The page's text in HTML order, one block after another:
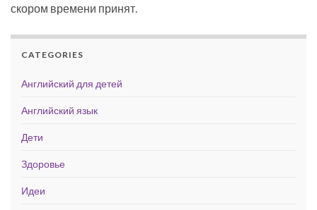
скором времени принят.
CATEGORIES
Английский для детей
Английский язык
Дети
Здоровье
Идеи